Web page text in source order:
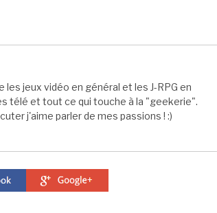
les jeux vidéo en général et les J-RPG en
télé et tout ce qui touche à la "geekerie".
j'aime parler de mes passions ! :)